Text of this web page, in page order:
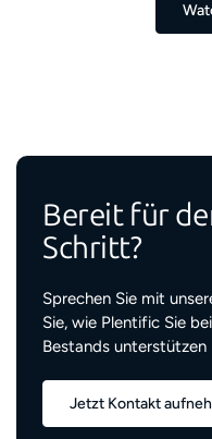
Bereit für
Schritt?
Sprechen Sie mit
Sie, wie Plentific Sie
Bestands unterstützen
Jetzt Kontakt